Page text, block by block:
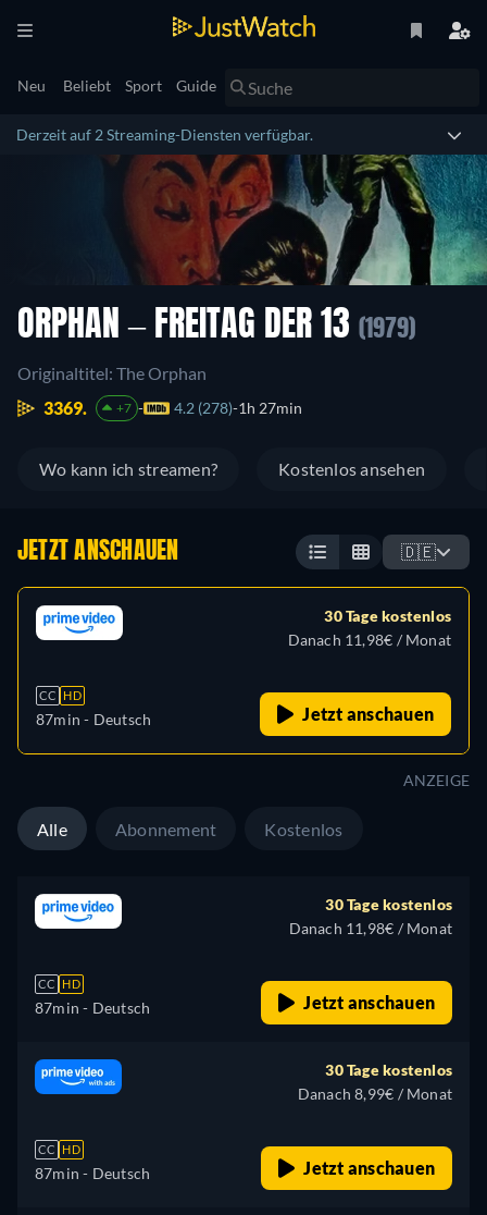
Neu Beliebt Sport Guide
Derzeit auf 2 Streaming-Diensten verfügbar.
ORPHAN – FREITAG DER 13 (1979)
Originaltitel: The Orphan
3369.
+7 4.2 (278) 1h 27min
Wo kann ich streamen? Kostenlos ansehen
JETZT ANSCHAUEN 🇩🇪
CC HD
87min - Deutsch
30 Tage kostenlos
Danach 11,98€ / Monat
Jetzt anschauen
ANZEIGE
Alle Abonnement Kostenlos
CC HD
87min - Deutsch
30 Tage kostenlos
Danach 11,98€ / Monat
Jetzt anschauen
CC HD
87min - Deutsch
30 Tage kostenlos
Danach 8,99€ / Monat
Jetzt anschauen